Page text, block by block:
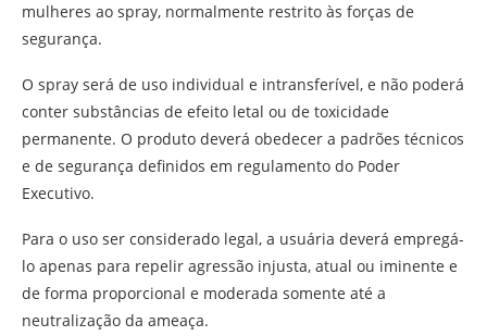
mulheres ao spray, normalmente restrito às forças de
segurança.
O spray será de uso individual e intransferível, e não poderá
conter substâncias de efeito letal ou de toxicidade
permanente. O produto deverá obedecer a padrões técnicos
e de segurança definidos em regulamento do Poder
Executivo.
Para o uso ser considerado legal, a usuária deverá empregá-
lo apenas para repelir agressão injusta, atual ou iminente e
de forma proporcional e moderada somente até a
neutralização da ameaça.